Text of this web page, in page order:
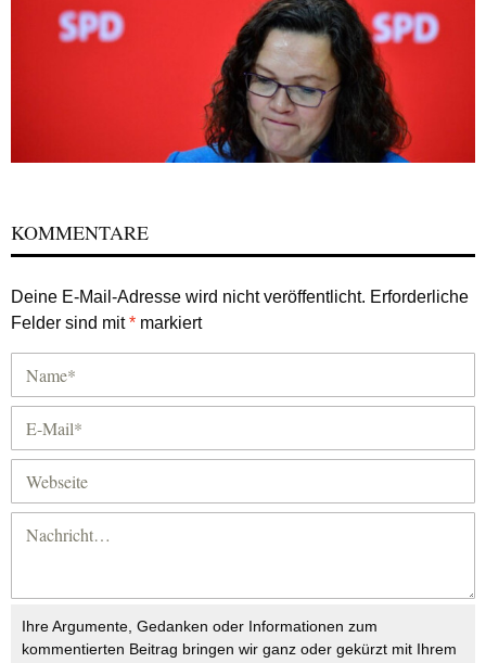
KOMMENTARE
Deine E-Mail-Adresse wird nicht veröffentlicht. Erforderliche
Felder sind mit* markiert
Ihre Argumente, Gedanken oder Informationen zum
kommentierten Beitrag bringen wir ganz oder gekürzt mit Ihrem